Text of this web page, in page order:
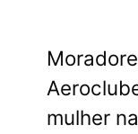
mulher